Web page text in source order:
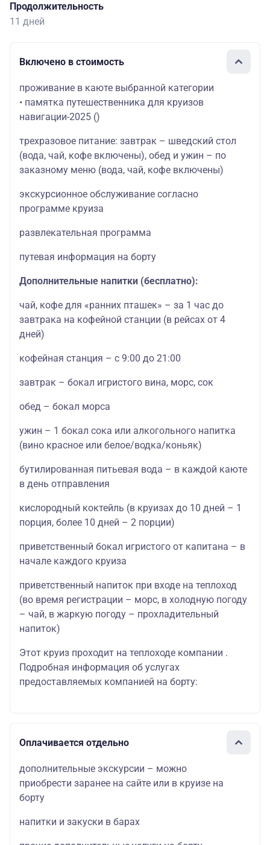
Продолжительность
11 дней
Включено в стоимость
проживание в каюте выбранной категории
• памятка путешественника для круизов
навигации-2025 ()
трехразовое питание: завтрак – шведский стол
(вода, чай, кофе включены), обед и ужин – по
заказному меню (вода, чай, кофе включены)
экскурсионное обслуживание согласно
программе круиза
развлекательная программа
путевая информация на борту
Дополнительные напитки (бесплатно):
чай, кофе для «ранних пташек» – за 1 час до
завтрака на кофейной станции (в рейсах от 4
дней)
кофейная станция – с 9:00 до 21:00
завтрак – бокал игристого вина, морс, сок
обед – бокал морса
ужин – 1 бокал сока или алкогольного напитка
(вино красное или белое/водка/коньяк)
бутилированная питьевая вода – в каждой каюте
в день отправления
кислородный коктейль (в круизах до 10 дней – 1
порция, более 10 дней – 2 порции)
приветственный бокал игристого от капитана – в
начале каждого круиза
приветственный напиток при входе на теплоход
(во время регистрации – морс, в холодную погоду
– чай, в жаркую погоду – прохладительный
напиток)
Этот круиз проходит на теплоходе компании .
Подробная информация об услугах
предоставляемых компанией на борту:
Оплачивается отдельно
дополнительные экскурсии – можно
приобрести заранее на сайте или в круизе на
борту
напитки и закуски в барах